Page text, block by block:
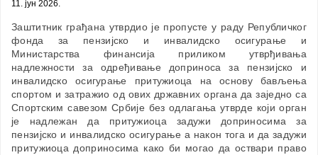
11. јун 2026.
Заштитник грађана утврдио је пропустe у раду Републичког
фонда за пензијско и инвалидско осигурање и
Министарства финансија приликом утврђивања
надлежности за одређивање доприноса за пензијско и
инвалидско осигурање притужиоца на основу бављења
спортом и затражио од ових државних органа да заједно са
Спортским савезом Србије без одлагања утврде који орган
је надлежан да притужиоца задужи доприносима за
пензијско и инвалидско осигурање а након тога и да задужи
притужиоца доприносима како би могао да оствари право